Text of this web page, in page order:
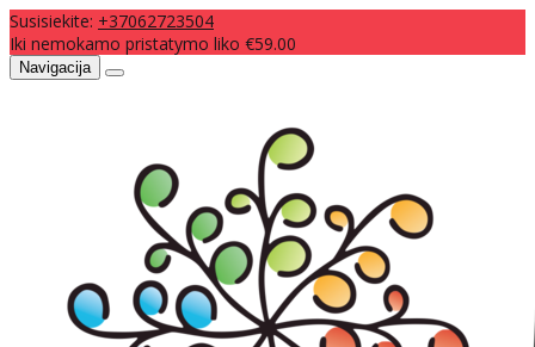
Susisiekite: +37062723504
Iki nemokamo pristatymo liko €59.00
Navigacija